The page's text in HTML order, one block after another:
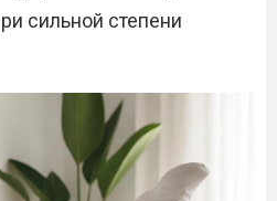
сильной степени